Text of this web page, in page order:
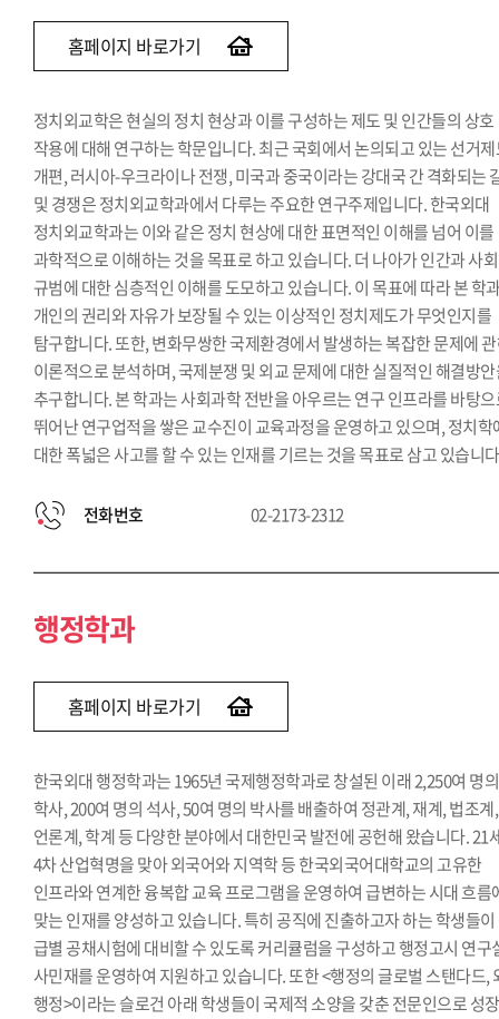
홈페이지 바로가기
정치외교학은 현실의 정치 현상과 이를 구성하는 제도 및 인간들의 상호
작용에 대해 연구하는 학문입니다. 최근 국회에서 논의되고 있는 선거
개편, 러시아-우크라이나 전쟁, 미국과 중국이라는 강대국 간 격화되는
및 경쟁은 정치외교학과에서 다루는 주요한 연구주제입니다. 한국외대
정치외교학과는 이와 같은 정치 현상에 대한 표면적인 이해를 넘어 이를
과학적으로 이해하는 것을 목표로 하고 있습니다. 더 나아가 인간과 사
규범에 대한 심층적인 이해를 도모하고 있습니다. 이 목표에 따라 본 학
개인의 권리와 자유가 보장될 수 있는 이상적인 정치제도가 무엇인지를
탐구합니다. 또한, 변화무쌍한 국제환경에서 발생하는 복잡한 문제에
이론적으로 분석하며, 국제분쟁 및 외교 문제에 대한 실질적인 해결방
추구합니다. 본 학과는 사회과학 전반을 아우르는 연구 인프라를 바탕
뛰어난 연구업적을 쌓은 교수진이 교육과정을 운영하고 있으며, 정치학
대한 폭넓은 사고를 할 수 있는 인재를 기르는 것을 목표로 삼고 있습니
전화번호 02-2173-2312
행정학과
홈페이지 바로가기
한국외대 행정학과는 1965년 국제행정학과로 창설된 이래 2,250여 명의
학사, 200여 명의 석사, 50여 명의 박사를 배출하여 정관계, 재계, 법조계,
언론계, 학계 등 다양한 분야에서 대한민국 발전에 공헌해 왔습니다. 21
4차 산업혁명을 맞아 외국어와 지역학 등 한국외국어대학교의 고유한
인프라와 연계한 융복합 교육 프로그램을 운영하여 급변하는 시대 흐름
맞는 인재를 양성하고 있습니다. 특히 공직에 진출하고자 하는 학생들
급별 공채시험에 대비할 수 있도록 커리큘럼을 구성하고 행정고시 연구
사민재를 운영하여 지원하고 있습니다. 또한 <행정의 글로벌 스탠다드,
행정>이라는 슬로건 아래 학생들이 국제적 소양을 갖춘 전문인으로 성